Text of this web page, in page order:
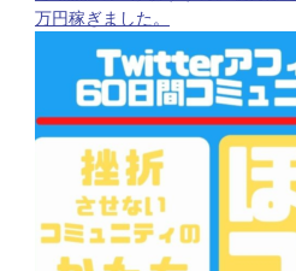
万円稼ぎました。